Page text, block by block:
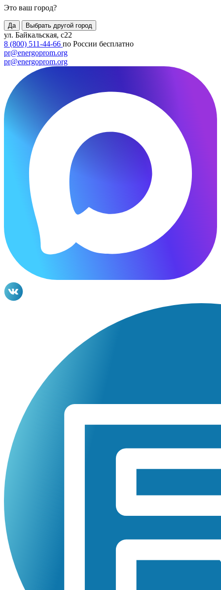
Это ваш город?
Да Выбрать другой город
ул. Байкальская, с22
8 (800) 511-44-66 по России бесплатно
pr@energoprom.org
pr@energoprom.org